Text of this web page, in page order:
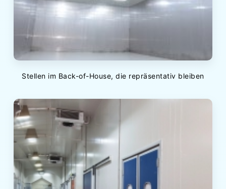
Stellen im Back-of-House, die repräsentativ bleiben